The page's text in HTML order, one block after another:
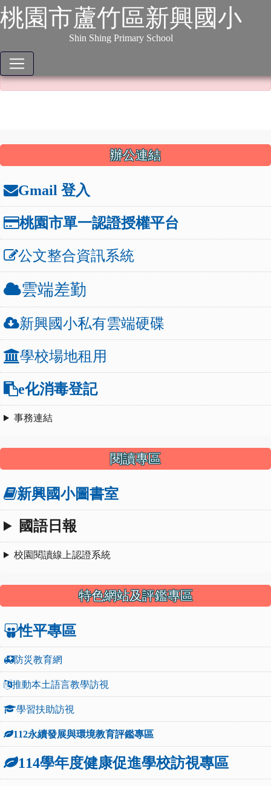
跳到主要內容
網站導覽
桃園市蘆竹區新興國小
Shin Shing Primary School
本站消息 分月文章
本文已不開放！
本文已不開放！
辦公連結
Gmail 登入
桃園市單一認證授權平台
公文整合資訊系統
雲端差勤
新興國小私有雲端硬碟
學校場地租用
e化消毒登記
事務連結
閱讀專區
新興國小圖書室
國語日報
校園閱讀線上認證系統
特色網站及評鑑專區
性平專區
防災教育網
推動本土語言教學訪視
學習扶助訪視
112永續發展與環境教育評鑑專區
114學年度健康促進學校訪視專區